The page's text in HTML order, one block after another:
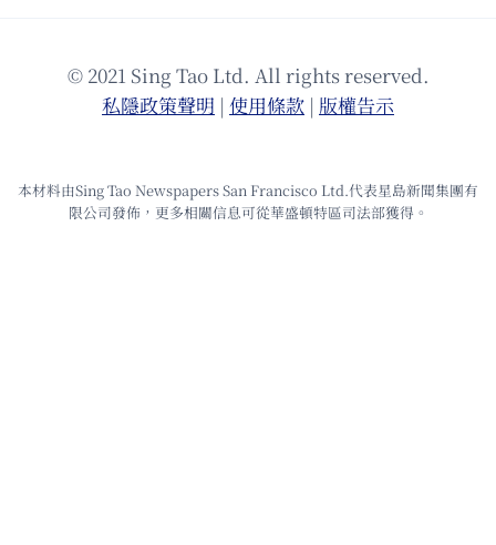
© 2021 Sing Tao Ltd. All rights reserved.
私隱政策聲明 | 使⽤條款 | 版權告⽰
本材料由Sing Tao Newspapers San Francisco Ltd.代表星島新聞集團有
限公司發佈，更多相關信息可從華盛頓特區司法部獲得。